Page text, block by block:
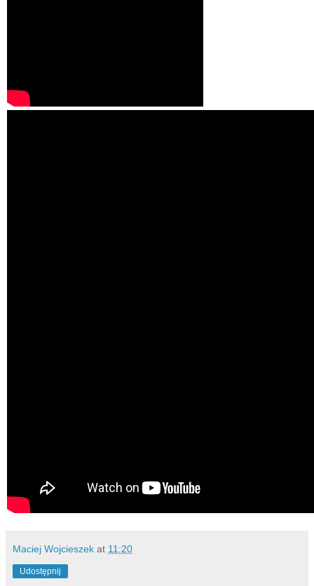
Maciej Wojcieszek at 11:20
Udostępnij